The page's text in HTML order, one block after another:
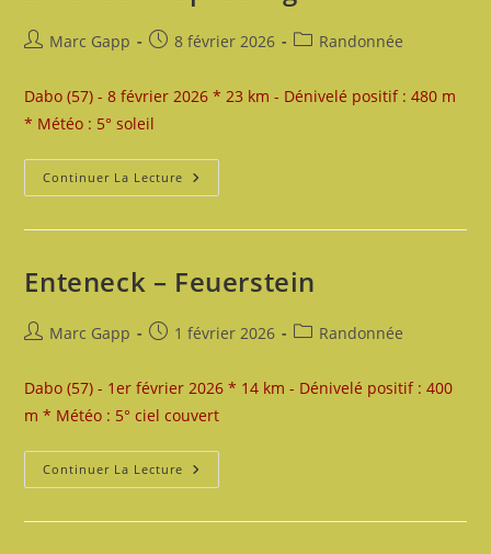
Auteur/autrice
la
publication :
Marc Gapp
Publication
8 février 2026
PostRandonnée
Dabo (57) - 8 février 2026 * 23 km - Dénivelé positif : 480 m
* Météo : 5° soleil
Continuer La Lecture Enteneck
–
Enteneck – Feuerstein
Auteur/autrice
la
publication :
Marc Gapp
Publication
1 février 2026
PostRandonnée
Dabo (57) - 1er février 2026 * 14 km - Dénivelé positif : 400
m * Météo : 5° ciel couvert
Continuer La Lecture Enteneck
–